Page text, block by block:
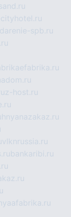
spb.ru
z-host.ru
vlknrussia.ru
bankaribi.ru